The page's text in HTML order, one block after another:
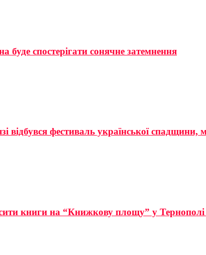
буде спостерігати сонячне затемнення
відбувся фестиваль української спадщини,
книги на “Книжкову площу” у Тернополі